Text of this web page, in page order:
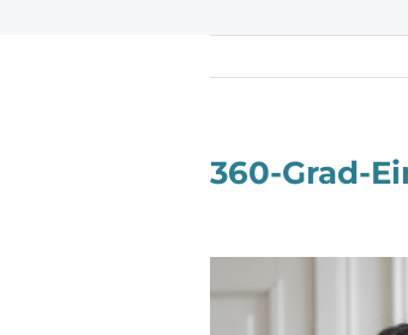
360-Grad-